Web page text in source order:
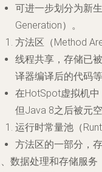
可进一步划分为新
Generation）。
方法区（Method
线程共享，存储已
译器编译后的代码等
在HotSpot虚拟机中
但Java 8之后被元
运行时常量池（
方法区的一部分，
数据处理和存储服务